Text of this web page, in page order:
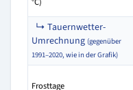
↳ Tauernwetter-
Umrechnung (gegenüber
1991–2020, wie in der Grafik)
Frosttage